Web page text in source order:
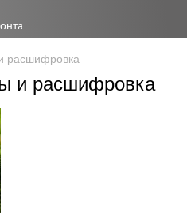
расшифровка
и расшифровка